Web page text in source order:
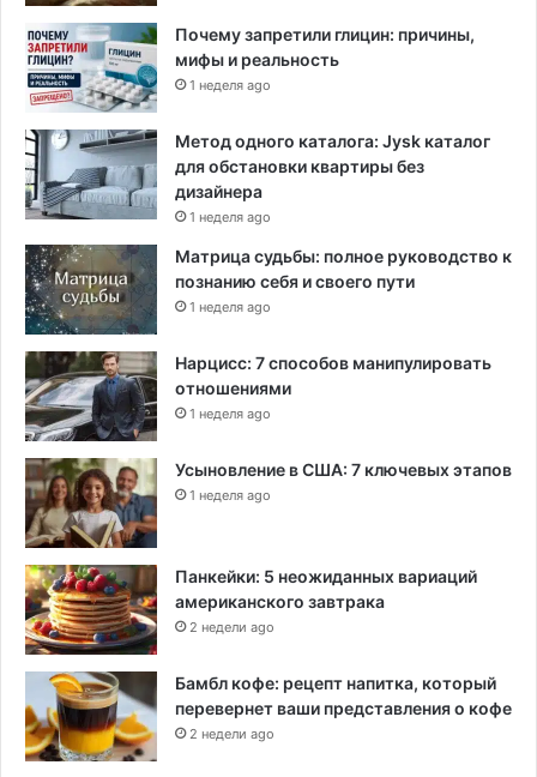
б
ы
п
г
р
а
н
ч
н
ы
м
к
р
и
з
и
с
о
м
Почему запретили глицин: причины,
мифы и реальность
1 неделя ago
Метод одного каталога: Jysk каталог
для обстановки квартиры без
дизайнера
1 неделя ago
Матрица судьбы: полное руководство к
познанию себя и своего пути
1 неделя ago
Нарцисс: 7 способов манипулировать
отношениями
1 неделя ago
Усыновление в США: 7 ключевых этапов
1 неделя ago
Панкейки: 5 неожиданных вариаций
американского завтрака
2 недели ago
Бамбл кофе: рецепт напитка, который
перевернет ваши представления о кофе
2 недели ago